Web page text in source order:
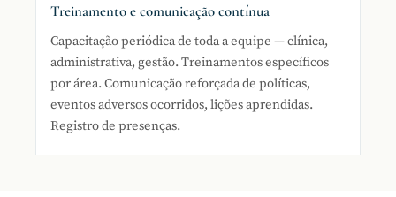
Treinamento e comunicação contínua
Capacitação periódica de toda a equipe — clínica,
administrativa, gestão. Treinamentos específicos
por área. Comunicação reforçada de políticas,
eventos adversos ocorridos, lições aprendidas.
Registro de presenças.